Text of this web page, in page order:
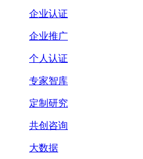
企业认证
企业推广
个人认证
专家智库
定制研究
共创咨询
大数据